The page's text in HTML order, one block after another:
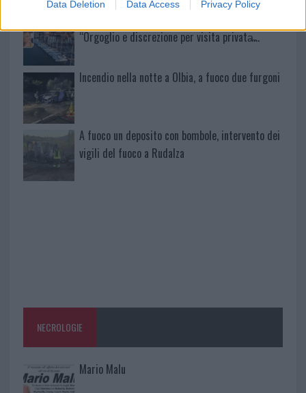
Data Deletion Data Access Privacy Policy
“Orgoglio e discrezione per visita privata̶…
Incendio nella notte a Olbia, a fuoco due furgoni
A fuoco un deposito con bombole, intervento dei
vigili del fuoco a Rudalza
NECROLOGIE
Mario Malu